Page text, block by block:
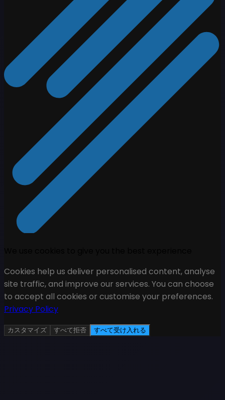
Cookies help us deliver personalised content, analyse
site traffic, and improve our services. You can choose
to accept all cookies or customise your preferences.
Privacy Policy
カスタマイズ すべて拒否 すべて受け入れる